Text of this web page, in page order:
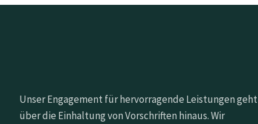
Unser Engagement für hervorragende Leistungen geht
über die Einhaltung von Vorschriften hinaus. Wir